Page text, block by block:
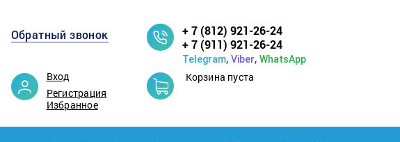
Обратный звонок
Вход
Регистрация
Избранное
+ 7 (812) 921-26-24
+ 7 (911) 921-26-24
Telegram, Viber, WhatsApp
Корзина пуста